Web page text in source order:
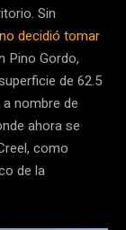
Sin
decidió tomar
Pino Gordo,
de 62.5
nombre de
ahora se
como
de la